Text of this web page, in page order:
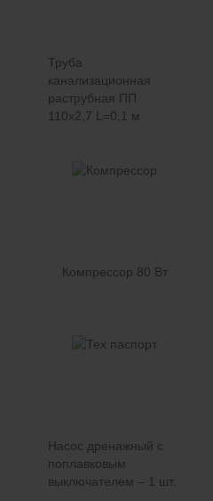
Труба
канализационная
раструбная ПП
110х2,7 L=0,1 м
Компрессор 80 Вт
Насос дренажный с
поплавковым
выключателем – 1 шт.